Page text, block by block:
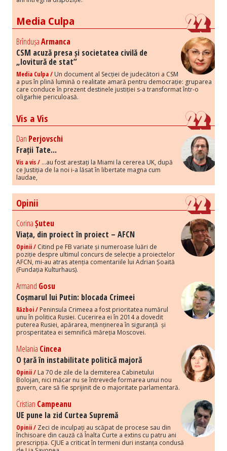
Media Culpa
BrîndușaArmanca
CSM acuză presa și societatea civilă de
„lovitură de stat”
Media Culpa / Un document al Secției de judecători a CSM
a pus în plină lumină o realitate amară pentru democrație: gruparea
care conduce în prezent destinele justiției s-a transformat într-o
oligarhie periculoasă.
Vis a Vis
Dan Perjovschi
Frații Tate...
Vis a vis / ...au fost arestați la Miami la cererea UK, după
ce Justiția de la noi i-a lăsat în libertate magna cum
laudae,
Opinii
CorinaȘuteu
Viața, din proiect în proiect – AFCN
Opinii / Citind pe FB variate și numeroase luări de
poziție despre ultimul concurs de selecție a proiectelor
AFCN, mi-au atras atenția comentariile lui Adrian Șoaită
(Fundația Kulturhaus).
Armand Gosu
Coșmarul lui Putin: blocada Crimeei
Război / Peninsula Crimeea a fost prioritatea numărul
unu în politica Rusiei. Cucerirea ei în 2014 a dovedit
puterea Rusiei, apărarea, menținerea în siguranță și
prosperitatea ei semnifică măreția Moscovei.
Melania Cincea
O țară în instabilitate politică majoră
Opinii / La 70 de zile de la demiterea Cabinetului
Bolojan, nici măcar nu se întrevede formarea unui nou
guvern, care să fie sprijinit de o majoritate parlamentară.
Cristian Campeanu
UE pune la zid Curtea Supremă
Opinii / Zeci de inculpați au scăpat de procese sau din
închisoare din cauză că Înalta Curte a extins cu patru ani
prescripția. CJUE a criticat în termeni duri instanța condusă